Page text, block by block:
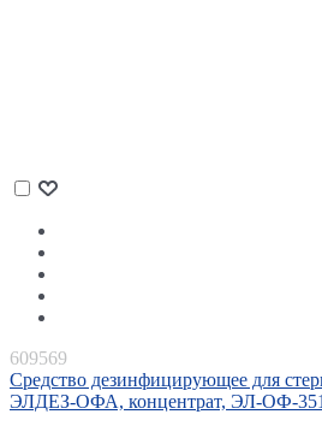
609569
Средство дезинфицирующее для
ЭЛДЕЗ-ОФА, концентрат, ЭЛ-ОФ-351